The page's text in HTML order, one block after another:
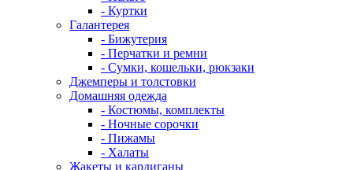
- Куртки
Галантерея
- Бижутерия
- Перчатки и ремни
- Сумки, кошельки, рюкзаки
Джемперы и толстовки
Домашняя одежда
- Костюмы, комплекты
- Ночные сорочки
- Пижамы
- Халаты
Жакеты и кардиганы